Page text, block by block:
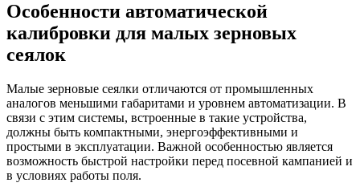
Особенности автоматической
калибровки для малых зерновых
сеялок
Малые зерновые сеялки отличаются от промышленных
аналогов меньшими габаритами и уровнем автоматизации. В
связи с этим системы, встроенные в такие устройства,
должны быть компактными, энергоэффективными и
простыми в эксплуатации. Важной особенностью является
возможность быстрой настройки перед посевной кампанией и
в условиях работы поля.